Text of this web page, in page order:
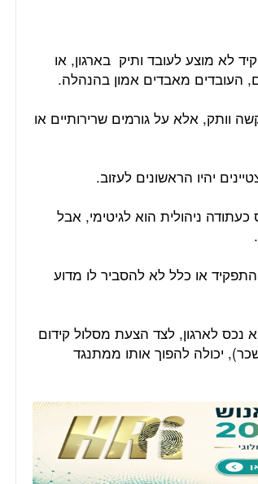
לא מוצע לעובד ותיק בארגון, או
העובדים מאבדים אמון בהנהלה.
וותק, אלא על גורמים שרירותיים או
יהיו הראשונים לעזוב.
ניהולית הוא לגיטימי, אבל
או כלל לא להסביר לו מדוע
לארגון, לצד הצעת מסלול קידום
יכולה להפוך אותו ממתנגד